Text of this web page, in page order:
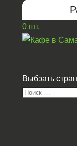
0 шт.
Выбрать